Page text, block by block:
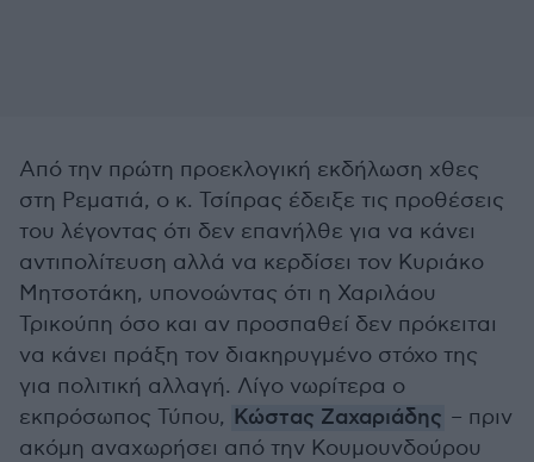
Από την πρώτη προεκλογική εκδήλωση χθες
στη Ρεματιά, ο κ. Τσίπρας έδειξε τις προθέσεις
του λέγοντας ότι δεν επανήλθε για να κάνει
αντιπολίτευση αλλά να κερδίσει τον Κυριάκο
Μητσοτάκη, υπονοώντας ότι η Χαριλάου
Τρικούπη όσο και αν προσπαθεί δεν πρόκειται
να κάνει πράξη τον διακηρυγμένο στόχο της
για πολιτική αλλαγή. Λίγο νωρίτερα ο
εκπρόσωπος Τύπου, Κώστας Ζαχαριάδης – πριν
ακόμη αναχωρήσει από την Κουμουνδούρου